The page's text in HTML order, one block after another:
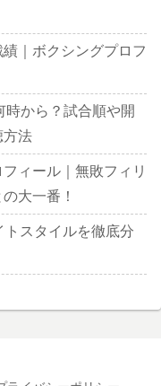
｜ボクシングプロフ
から？試合順や開
方法
ィール｜無敗フィリ
大一番！
スタイルを徹底分